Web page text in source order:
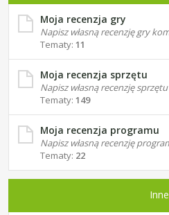
Moja recenzja gry
Napisz własną recenzję gry
Tematy: 11
Moja recenzja sprzętu
Napisz własną recenzję
Tematy: 149
Moja recenzja programu
Napisz własną recenzję
Tematy: 22
Inne